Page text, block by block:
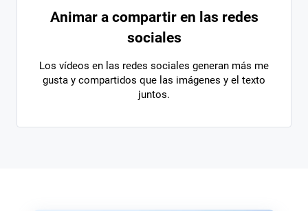
Animar a compartir en las redes
sociales
Los vídeos en las redes sociales generan más me
gusta y compartidos que las imágenes y el texto
juntos.